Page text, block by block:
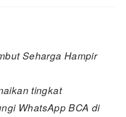
Seharga Hampir
tingkat
WhatsApp BCA di